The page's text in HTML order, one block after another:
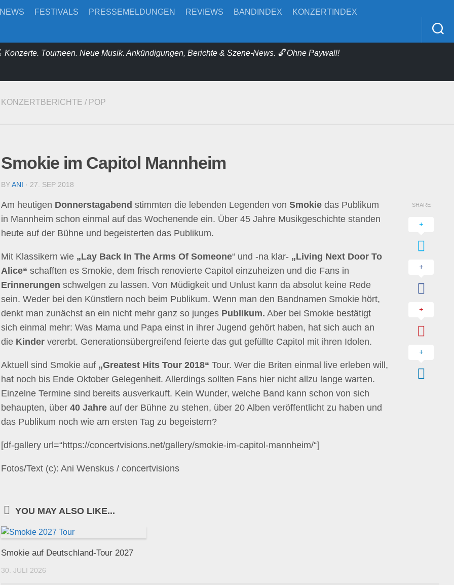
FESTIVALS PRESSEMELDUNGEN REVIEWS BANDINDEX
KONZERTINDEX
Konzerte. Tourneen. Neue Musik. Ankündigungen, Berichte & Szene-News. 🔓 Ohne Paywall!
KONZERTBERICHTE / POP
Smokie im Capitol Mannheim
BYANI · 27. SEP 2018
Am heutigen Donnerstagabend stimmten die lebenden Legenden von Smokie das Publikum
in Mannheim schon einmal auf das Wochenende ein. Über 45 Jahre Musikgeschichte standen
heute auf der Bühne und begeisterten das Publikum.
Mit Klassikern wie „Lay Back In The Arms Of Someone“ und -na klar- „Living Next Door To
Alice“ schafften es Smokie, dem frisch renovierte Capitol einzuheizen und die Fans in
Erinnerungen schwelgen zu lassen. Von Müdigkeit und Unlust kann da absolut keine Rede
sein. Weder bei den Künstlern noch beim Publikum. Wenn man den Bandnamen Smokie hört,
denkt man zunächst an ein nicht mehr ganz so junges Publikum. Aber bei Smokie bestätigt
sich einmal mehr: Was Mama und Papa einst in ihrer Jugend gehört haben, hat sich auch an
die Kinder vererbt. Generationsübergreifend feierte das gut gefüllte Capitol mit ihren Idolen.
Aktuell sind Smokie auf „Greatest Hits Tour 2018“ Tour. Wer die Briten einmal live erleben will,
hat noch bis Ende Oktober Gelegenheit. Allerdings sollten Fans hier nicht allzu lange warten.
Einzelne Termine sind bereits ausverkauft. Kein Wunder, welche Band kann schon von sich
behaupten, über 40 Jahre auf der Bühne zu stehen, über 20 Alben veröffentlicht zu haben und
das Publikum noch wie am ersten Tag zu begeistern?
[df-gallery url=“https://concertvisions.net/gallery/smokie-im-capitol-mannheim/“]
Fotos/Text (c): Ani Wenskus / concertvisions
SHARE
YOU MAY ALSO LIKE...
Smokie auf Deutschland-Tour 2027
30. JULI 2026